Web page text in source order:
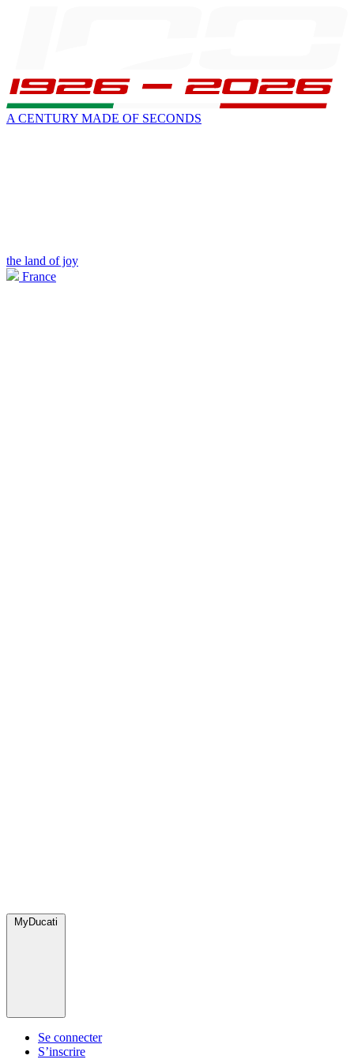
A CENTURY MADE OF SECONDS
the land of joy
France
MyDucati
Se connecter
S’inscrire